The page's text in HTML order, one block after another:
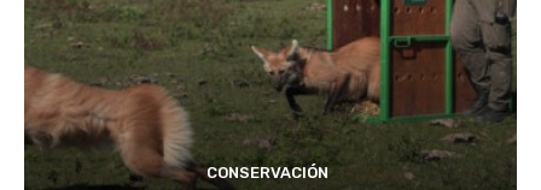
CONSERVACIÓN